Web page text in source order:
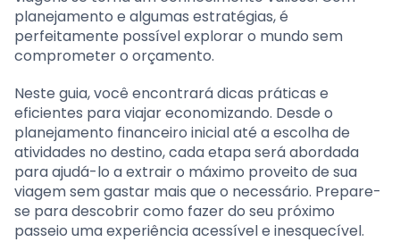
planejamento e algumas estratégias, é
perfeitamente possível explorar o mundo sem
comprometer o orçamento.
Neste guia, você encontrará dicas práticas e
eficientes para viajar economizando. Desde o
planejamento financeiro inicial até a escolha de
atividades no destino, cada etapa será abordada
para ajudá-lo a extrair o máximo proveito de sua
viagem sem gastar mais que o necessário. Prepare-
se para descobrir como fazer do seu próximo
passeio uma experiência acessível e inesquecível.